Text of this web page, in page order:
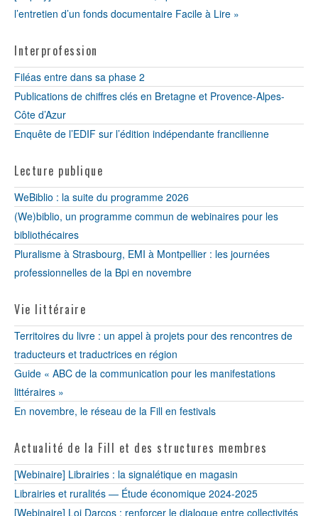
l’entretien d’un fonds documentaire Facile à Lire »
Interprofession
Filéas entre dans sa phase 2
Publications de chiffres clés en Bretagne et Provence-Alpes-
Côte d’Azur
Enquête de l’EDIF sur l’édition indépendante francilienne
Lecture publique
WeBiblio : la suite du programme 2026
(We)biblio, un programme commun de webinaires pour les
bibliothécaires
Pluralisme à Strasbourg, EMI à Montpellier : les journées
professionnelles de la Bpi en novembre
Vie littéraire
Territoires du livre : un appel à projets pour des rencontres de
traducteurs et traductrices en région
Guide « ABC de la communication pour les manifestations
littéraires »
En novembre, le réseau de la Fill en festivals
Actualité de la Fill et des structures membres
[Webinaire] Librairies : la signalétique en magasin
Librairies et ruralités — Étude économique 2024-2025
[Webinaire] Loi Darcos : renforcer le dialogue entre collectivités